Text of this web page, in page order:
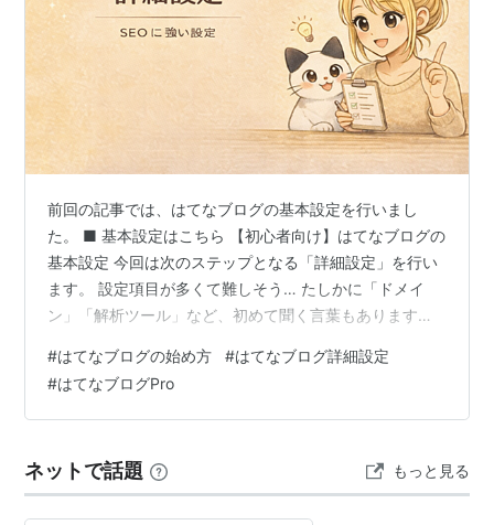
前回の記事では、はてなブログの基本設定を行いまし
た。 ■ 基本設定はこちら 【初心者向け】はてなブログの
基本設定 今回は次のステップとなる「詳細設定」を行い
ます。 設定項目が多くて難しそう… たしかに「ドメイ
ン」「解析ツール」など、初めて聞く言葉もありますよ
定すればOKです。 この記事でわかること 初心者が設定
しておきたい詳細設定 SEOに関係する重要設定 迷わなく
ていい設定項目 順番に設定して、記事作成に進みましょ
定しておきたい「はてなブログ詳細設定」 独自ドメイン
設定【Pro】 アイキ…
#はてなブログの始め方 #はてなブログ詳細設定
#はてなブログPro
ネットで話題 もっと見る